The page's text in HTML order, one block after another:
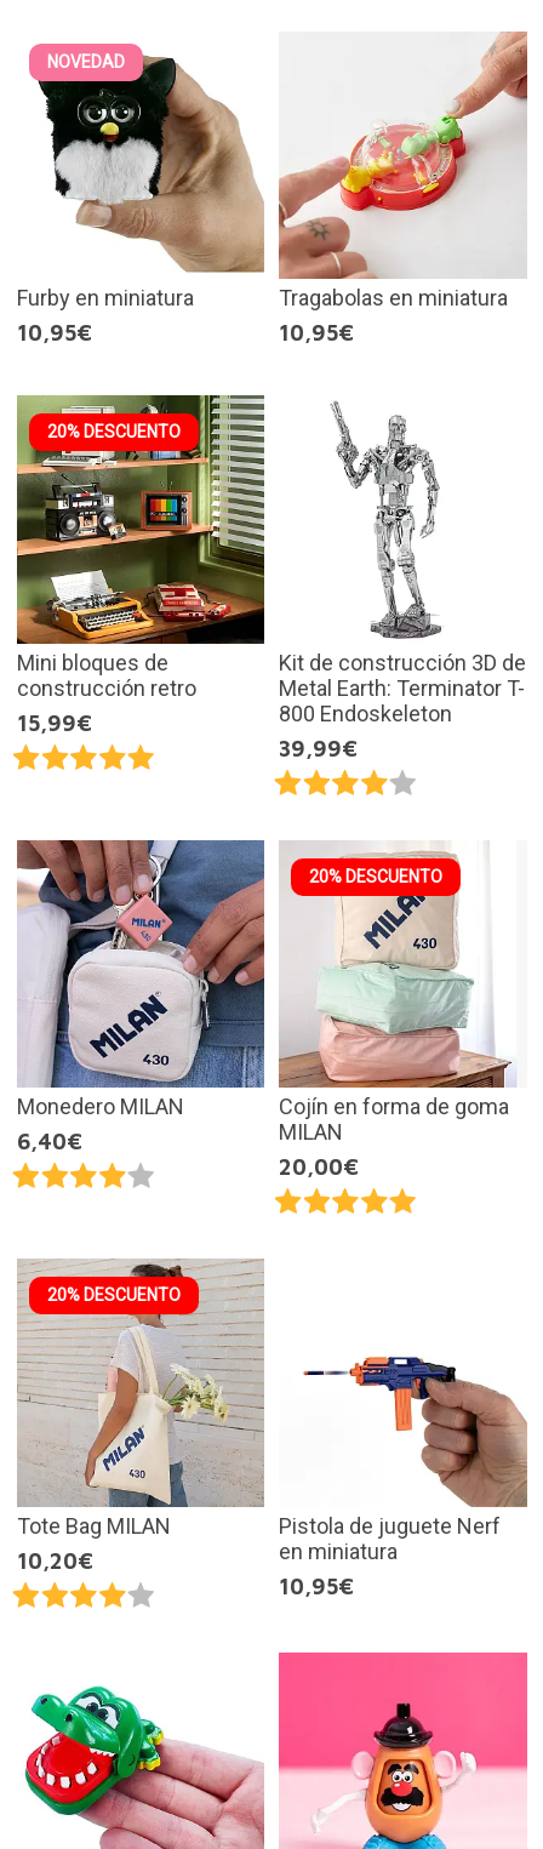
NOVEDAD
Furby en miniatura
10,95€
Tragabolas en miniatura
10,95€
20% DESCUENTO
Mini bloques de
construcción retro
15,99€
Kit de construcción 3D de
Metal Earth: Terminator T-
800 Endoskeleton
39,99€
Monedero MILAN
6,40€
20% DESCUENTO
Cojín en forma de goma
MILAN
20,00€
20% DESCUENTO
Tote Bag MILAN
10,20€
Pistola de juguete Nerf
en miniatura
10,95€